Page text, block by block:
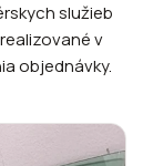
služieb
v
objednávky.